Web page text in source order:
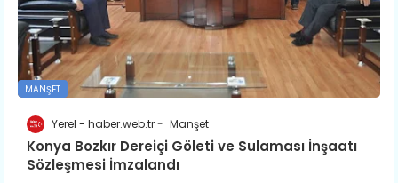
MANŞET
Yerel - haber.web.tr Manşet
Konya Bozkır Dereiçi Göleti ve Sulaması İnşaatı
Sözleşmesi İmzalandı